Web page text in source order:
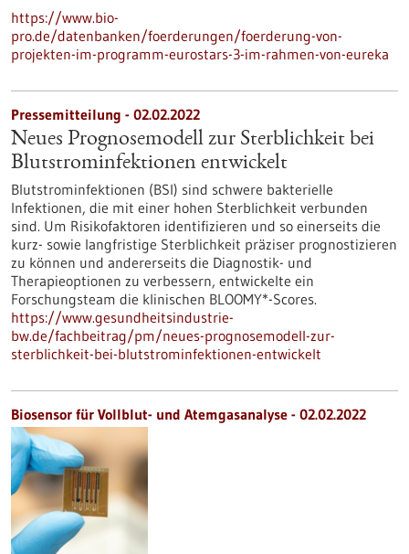
https://www.bio-
pro.de/datenbanken/foerderungen/foerderung-von-
projekten-im-programm-eurostars-3-im-rahmen-von-eureka
Pressemitteilung - 02.02.2022
Neues Prognosemodell zur Sterblichkeit bei
Blutstrominfektionen entwickelt
Blutstrominfektionen (BSI) sind schwere bakterielle
Infektionen, die mit einer hohen Sterblichkeit verbunden
sind. Um Risikofaktoren identifizieren und so einerseits die
kurz- sowie langfristige Sterblichkeit präziser prognostizieren
zu können und andererseits die Diagnostik- und
Therapieoptionen zu verbessern, entwickelte ein
Forschungsteam die klinischen BLOOMY*-Scores.
https://www.gesundheitsindustrie-
bw.de/fachbeitrag/pm/neues-prognosemodell-zur-
sterblichkeit-bei-blutstrominfektionen-entwickelt
Biosensor für Vollblut- und Atemgasanalyse - 02.02.2022